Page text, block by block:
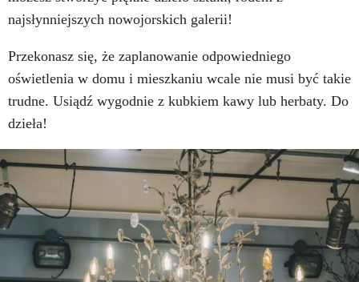
najsłynniejszych nowojorskich galerii!
Przekonasz się, że zaplanowanie odpowiedniego
oświetlenia w domu i mieszkaniu wcale nie musi być takie
trudne. Usiądź wygodnie z kubkiem kawy lub herbaty. Do
dzieła!